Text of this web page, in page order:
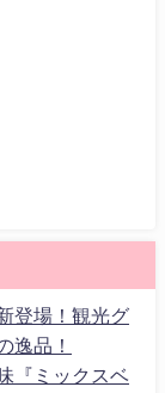
登場！観光グ
逸品！
『ミックスベ